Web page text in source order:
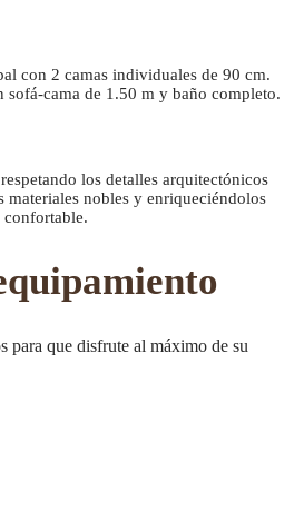
con 2 camas individuales de 90 cm.
sofá-cama de 1.50 m y baño completo.
los detalles arquitectónicos
materiales nobles y enriqueciéndolos
confortable.
para que disfrute al máximo de su